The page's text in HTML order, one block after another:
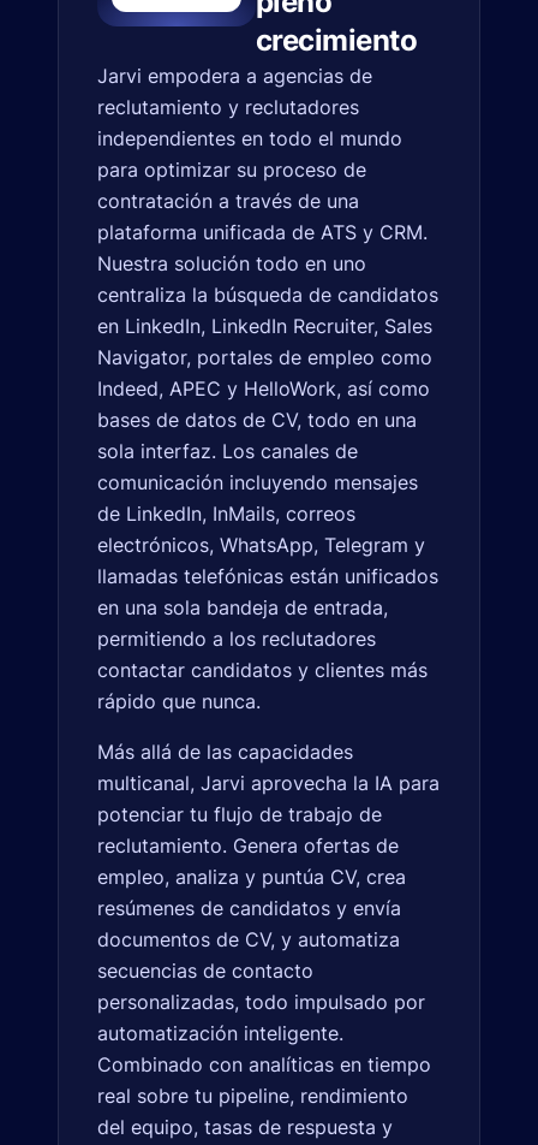
crecimiento
Jarvi empodera a agencias de
reclutamiento y reclutadores
independientes en todo el mundo
para optimizar su proceso de
contratación a través de una
plataforma unificada de ATS y CRM.
Nuestra solución todo en uno
centraliza la búsqueda de candidatos
en LinkedIn, LinkedIn Recruiter, Sales
Navigator, portales de empleo como
Indeed, APEC y HelloWork, así como
bases de datos de CV, todo en una
sola interfaz. Los canales de
comunicación incluyendo mensajes
de LinkedIn, InMails, correos
electrónicos, WhatsApp, Telegram y
llamadas telefónicas están unificados
en una sola bandeja de entrada,
permitiendo a los reclutadores
contactar candidatos y clientes más
rápido que nunca.
Más allá de las capacidades
multicanal, Jarvi aprovecha la IA para
potenciar tu flujo de trabajo de
reclutamiento. Genera ofertas de
empleo, analiza y puntúa CV, crea
resúmenes de candidatos y envía
documentos de CV, y automatiza
secuencias de contacto
personalizadas, todo impulsado por
automatización inteligente.
Combinado con analíticas en tiempo
real sobre tu pipeline, rendimiento
del equipo, tasas de respuesta y